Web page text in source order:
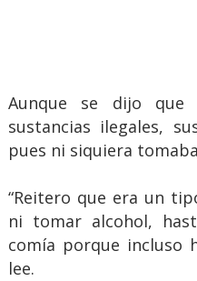
Aunque se dijo que
sustancias ilegales,
pues ni siquiera
“Reitero que era un
ni tomar alcohol,
comía porque incluso
lee.